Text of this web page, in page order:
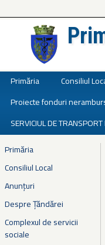
Primăria Consiliul
Proiecte fonduri
SERVICIUL DE
Primăria
Consiliul Local
Anunțuri
Despre Țăndărei
Complexul de servicii
sociale